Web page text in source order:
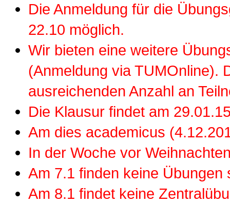
Die Anmeldung für die
22.10 möglich.
Wir bieten eine weitere
(Anmeldung via TUMOnline).
ausreichenden Anzahl an
Die Klausur findet am
Am dies academicus
In der Woche vor
Am 7.1 finden keine Übungen
Am 8.1 findet keine